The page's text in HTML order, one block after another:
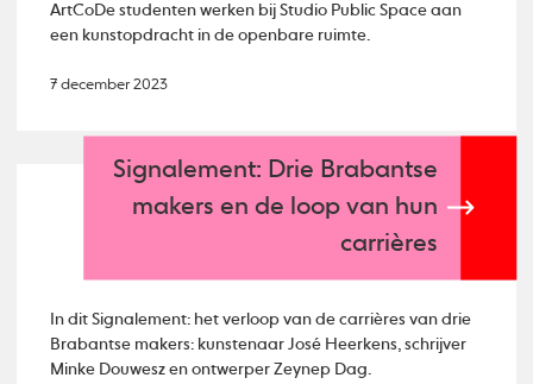
ArtCoDe studenten werken bij Studio Public Space aan
een kunstopdracht in de openbare ruimte.
7 december 2023
Signalement: Drie Brabantse
makers en de loop van hun
carrières
In dit Signalement: het verloop van de carrières van drie
Brabantse makers: kunstenaar José Heerkens, schrijver
Minke Douwesz en ontwerper Zeynep Dag.